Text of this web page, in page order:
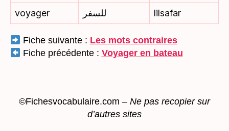
voyager
للسفر lilsafar
Fiche suivante : Les mots contraires
Fiche précédente : Voyager en bateau
©Fichesvocabulaire.com – Ne pas recopier sur
d’autres sites